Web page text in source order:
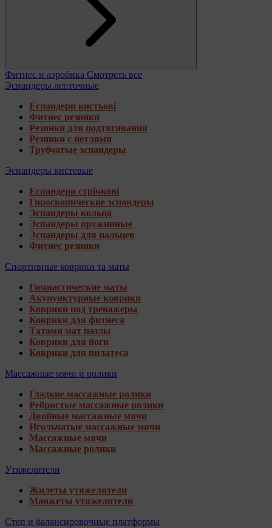
Фитнес и аэробика Смотреть все
Эспандеры ленточные
Еспандери кистьові
Фитнес резинки
Резинки для подтягивания
Резинки с петлями
Трубчатые эспандеры
Эспандеры кистевые
Еспандери стрічкові
Гироскопические эспандеры
Эспандеры кольца
Эспандеры пружинные
Эспандеры для пальцев
Фитнес резинки
Спортивные коврики та маты
Гимнастические маты
Акупунктурные коврики
Коврики под тренажеры
Коврики для фитнеса
Татами мат пазлы
Коврики для йоги
Коврики для пилатеса
Массажные мячи и ролики
Гладкие массажные ролики
Ребристые массажные ролики
Двойные массажные мячи
Игольчатые массажные мячи
Массажные мячи
Массажные ролики
Утяжелители
Жилеты утяжелители
Манжеты утяжелители
Степ и балансировочные платформы